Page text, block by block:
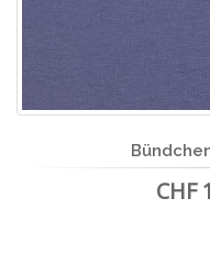
CHF